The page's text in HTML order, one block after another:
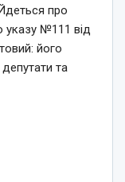
про
указу №111 від
його
та